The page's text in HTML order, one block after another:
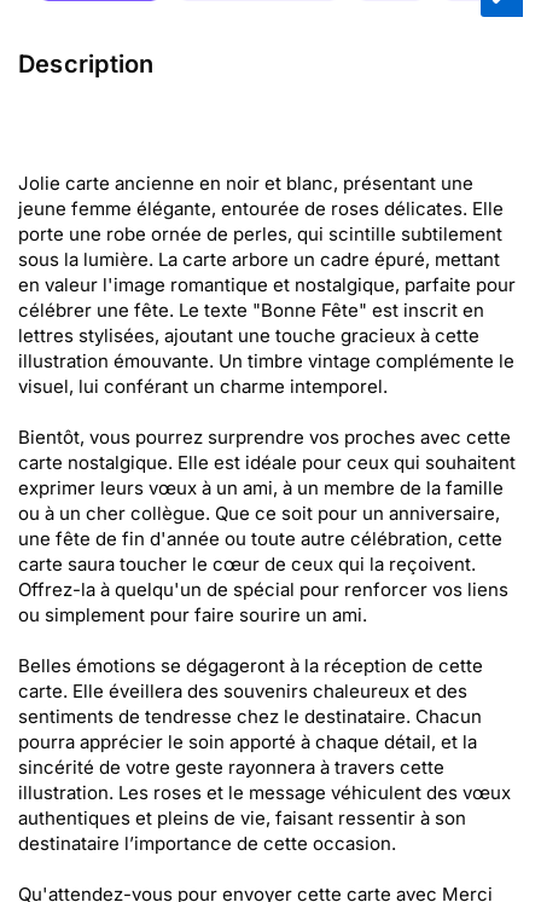
Description
Jolie carte ancienne en noir et blanc, présentant une
jeune femme élégante, entourée de roses délicates. Elle
porte une robe ornée de perles, qui scintille subtilement
sous la lumière. La carte arbore un cadre épuré, mettant
en valeur l'image romantique et nostalgique, parfaite pour
célébrer une fête. Le texte "Bonne Fête" est inscrit en
lettres stylisées, ajoutant une touche gracieux à cette
illustration émouvante. Un timbre vintage complémente le
visuel, lui conférant un charme intemporel.
Bientôt, vous pourrez surprendre vos proches avec cette
carte nostalgique. Elle est idéale pour ceux qui souhaitent
exprimer leurs vœux à un ami, à un membre de la famille
ou à un cher collègue. Que ce soit pour un anniversaire,
une fête de fin d'année ou toute autre célébration, cette
carte saura toucher le cœur de ceux qui la reçoivent.
Offrez-la à quelqu'un de spécial pour renforcer vos liens
ou simplement pour faire sourire un ami.
Belles émotions se dégageront à la réception de cette
carte. Elle éveillera des souvenirs chaleureux et des
sentiments de tendresse chez le destinataire. Chacun
pourra apprécier le soin apporté à chaque détail, et la
sincérité de votre geste rayonnera à travers cette
illustration. Les roses et le message véhiculent des vœux
authentiques et pleins de vie, faisant ressentir à son
destinataire l’importance de cette occasion.
Qu'attendez-vous pour envoyer cette carte avec Merci